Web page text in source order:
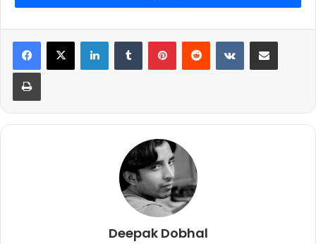
सबसे चर्चित चेहरा हैं. घर के बाहर या घर के अंदर अनूप इन दिनों शो की जान हैं.
Deepak Dobhal